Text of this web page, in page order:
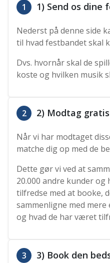
1 1) Send os
Nederst på denne side
til hvad festbandet skal
Dvs. hvornår skal de
koste og hvilken musik
2 2) Modtag
Når vi har modtaget
matche dig op med de
Dette gør vi ved at
20.000 andre kunder
tilfredse med at booke,
sammenligne med
og hvad de har været
3 3) Book den